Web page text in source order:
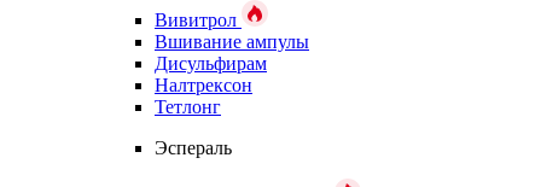
Вивитрол
Вшивание ампулы
Дисульфирам
Налтрексон
Тетлонг
Эспераль